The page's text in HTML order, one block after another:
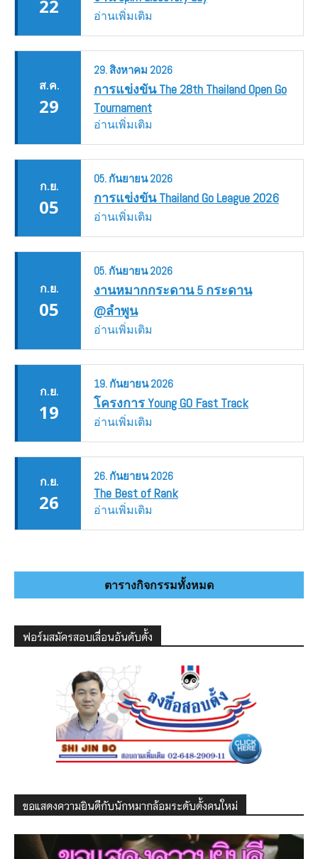
22 อ่านเพิ่มเติม
ส.ค.
29
29.สิงหาคม 2026
การแข่งขัน The 28th Thailand Open Go
Tournament
อ่านเพิ่มเติม
ก.ย.
05
05. กันยายน2026
การแข่งขัน Thailand Go League 2026
อ่านเพิ่มเติม
ก.ย.
05
05. กันยายน2026
งานหมากกระดาน 5 กระดาน
@ลำพูน
อ่านเพิ่มเติม
ก.ย.
19
19. กันยายน2026
โครงการ Young GO Fast Track
อ่านเพิ่มเติม
ก.ย.
26
26. กันยายน2026
The Best of Rank
อ่านเพิ่มเติม
ตารางกิจกรรมทั้งหมด
ฟอร์มสมัครสอบเลื่อนอันดับดั้ง
ขอแสดงความยินดีกับนักหมากล้อมระดับดั้งคนใหม่